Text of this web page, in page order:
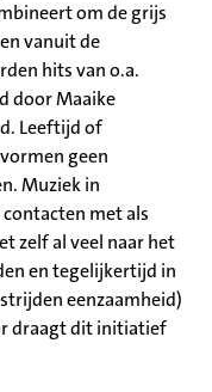
om de grijs
vanuit de
hits van o.a.
door Maaike
Leeftijd of
geen
Muziek in
met als
zelf al veel naar het
en tegelijkertijd in
eenzaamheid)
draagt dit initiatief